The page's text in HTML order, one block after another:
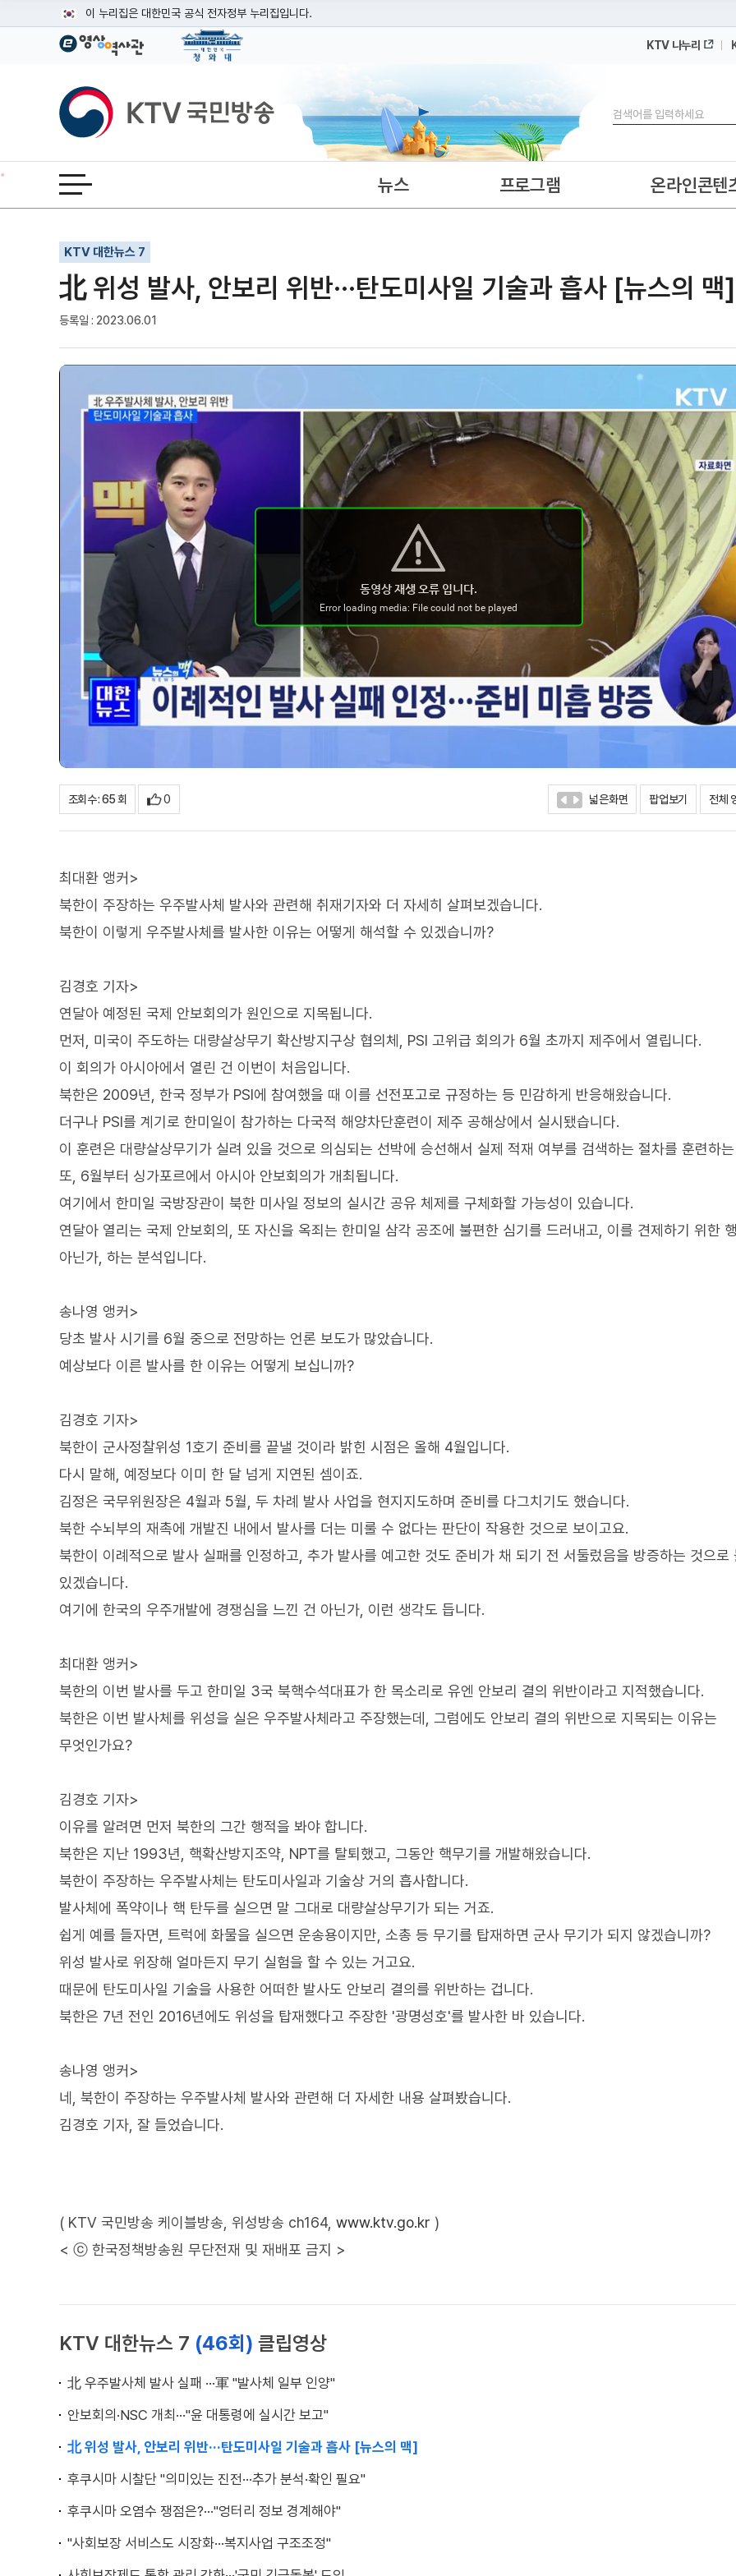
이 누리집은 대한민국 공식 전자정부 누리집입니다.
공식 누리집 주소 확인하기
이밖에 or.kr 또는 .kr등 다른 도메인 주소를 사용하고 있다면 아래 URL에서 도메인 주소를 확인해 보세요
운영중인 공식 누리집보기
KTV 나누리
KTV국민방송
검색
전체메뉴 열기 뉴스 프로그램 온라인콘텐
KTV 대한뉴스 7
北 위성 발사, 안보리 위반···탄도미사일 기술과 흡사 [뉴스의 맥]
등록일 : 2023.06.01
기사인쇄
글자확대
글자축소
조회수 : 65 회 0 넓은화면 팝업보기 전체
최대환 앵커>
북한이 주장하는 우주발사체 발사와 관련해 취재기자와 더 자세히 살펴보겠습니다.
북한이 이렇게 우주발사체를 발사한 이유는 어떻게 해석할 수 있겠습니까?
김경호 기자>
연달아 예정된 국제 안보회의가 원인으로 지목됩니다.
먼저, 미국이 주도하는 대량살상무기 확산방지구상 협의체, PSI 고위급 회의가 6월 초까지 제주에서 열립니다.
이 회의가 아시아에서 열린 건 이번이 처음입니다.
북한은 2009년, 한국 정부가 PSI에 참여했을 때 이를 선전포고로 규정하는 등 민감하게 반응해왔습니다.
더구나 PSI를 계기로 한미일이 참가하는 다국적 해양차단훈련이 제주 공해상에서 실시됐습니다.
이 훈련은 대량살상무기가 실려 있을 것으로 의심되는 선박에 승선해서 실제 적재 여부를 검색하는 절차를 훈련하
또, 6월부터 싱가포르에서 아시아 안보회의가 개최됩니다.
여기에서 한미일 국방장관이 북한 미사일 정보의 실시간 공유 체제를 구체화할 가능성이 있습니다.
연달아 열리는 국제 안보회의, 또 자신을 옥죄는 한미일 삼각 공조에 불편한 심기를 드러내고, 이를 견제하기 위한
아닌가, 하는 분석입니다.
송나영 앵커>
당초 발사 시기를 6월 중으로 전망하는 언론 보도가 많았습니다.
예상보다 이른 발사를 한 이유는 어떻게 보십니까?
김경호 기자>
북한이 군사정찰위성 1호기 준비를 끝낼 것이라 밝힌 시점은 올해 4월입니다.
다시 말해, 예정보다 이미 한 달 넘게 지연된 셈이죠.
김정은 국무위원장은 4월과 5월, 두 차례 발사 사업을 현지지도하며 준비를 다그치기도 했습니다.
북한 수뇌부의 재촉에 개발진 내에서 발사를 더는 미룰 수 없다는 판단이 작용한 것으로 보이고요.
북한이 이례적으로 발사 실패를 인정하고, 추가 발사를 예고한 것도 준비가 채 되기 전 서둘렀음을 방증하는 것으로
있겠습니다.
여기에 한국의 우주개발에 경쟁심을 느낀 건 아닌가, 이런 생각도 듭니다.
최대환 앵커>
북한의 이번 발사를 두고 한미일 3국 북핵수석대표가 한 목소리로 유엔 안보리 결의 위반이라고 지적했습니다.
북한은 이번 발사체를 위성을 실은 우주발사체라고 주장했는데, 그럼에도 안보리 결의 위반으로 지목되는 이유는
무엇인가요?
김경호 기자>
이유를 알려면 먼저 북한의 그간 행적을 봐야 합니다.
북한은 지난 1993년, 핵확산방지조약, NPT를 탈퇴했고, 그동안 핵무기를 개발해왔습니다.
북한이 주장하는 우주발사체는 탄도미사일과 기술상 거의 흡사합니다.
발사체에 폭약이나 핵 탄두를 실으면 말 그대로 대량살상무기가 되는 거죠.
쉽게 예를 들자면, 트럭에 화물을 실으면 운송용이지만, 소총 등 무기를 탑재하면 군사 무기가 되지 않겠습니까?
위성 발사로 위장해 얼마든지 무기 실험을 할 수 있는 거고요.
때문에 탄도미사일 기술을 사용한 어떠한 발사도 안보리 결의를 위반하는 겁니다.
북한은 7년 전인 2016년에도 위성을 탑재했다고 주장한 '광명성호'를 발사한 바 있습니다.
송나영 앵커>
네, 북한이 주장하는 우주발사체 발사와 관련해 더 자세한 내용 살펴봤습니다.
김경호 기자, 잘 들었습니다.
( KTV 국민방송 케이블방송, 위성방송 ch164, www.ktv.go.kr )
< ⓒ 한국정책방송원 무단전재 및 재배포 금지 >
KTV 대한뉴스 7 (46회) 클립영상
北 우주발사체 발사 실패 ···軍 "발사체 일부 인양"
안보회의·NSC 개최···"윤 대통령에 실시간 보고"
北 위성 발사, 안보리 위반···탄도미사일 기술과 흡사 [뉴스의 맥]
후쿠시마 시찰단 "의미있는 진전···추가 분석·확인 필요"
후쿠시마 오염수 쟁점은?···"엉터리 정보 경계해야"
"사회보장 서비스도 시장화···복지사업 구조조정"